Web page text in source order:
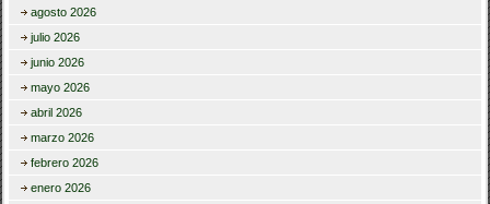
agosto 2026
julio 2026
junio 2026
mayo 2026
abril 2026
marzo 2026
febrero 2026
enero 2026